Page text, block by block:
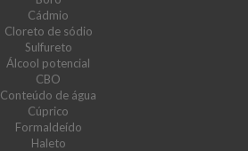
Cádmio
Cloreto de sódio
Sulfureto
Álcool potencial
CBO
Conteúdo de água
Cúprico
Formaldeído
Haleto